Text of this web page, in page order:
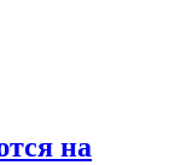
на